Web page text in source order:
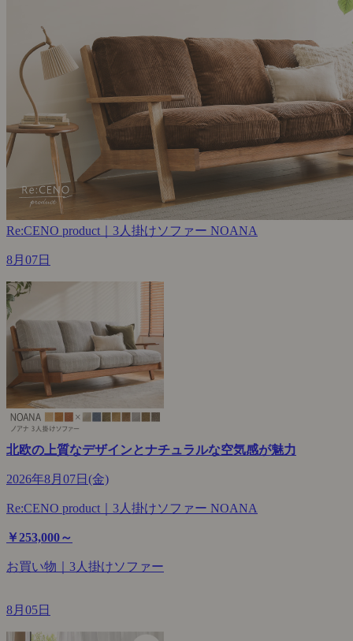
Re:CENO product｜3人掛けソファー NOANA
8月07日
北欧の上質なデザインとナチュラルな空気感が魅力
2026年8月07日(金)
Re:CENO product｜3人掛けソファー NOANA
￥253,000～
お買い物｜3人掛けソファー
8月05日